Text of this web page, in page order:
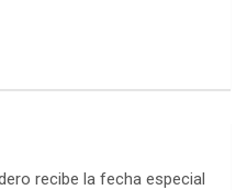
recibe la fecha especial